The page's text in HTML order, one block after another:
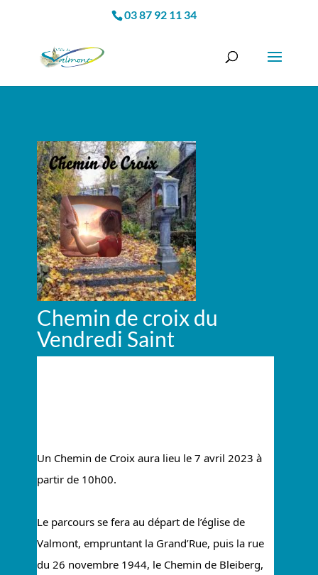
03 87 92 11 34
Chemin de croix du
Vendredi Saint
Un Chemin de Croix aura lieu le 7 avril 2023 à
partir de 10h00.
Le parcours se fera au départ de l’église de
Valmont, empruntant la Grand’Rue, puis la rue
du 26 novembre 1944, le Chemin de Bleiberg,